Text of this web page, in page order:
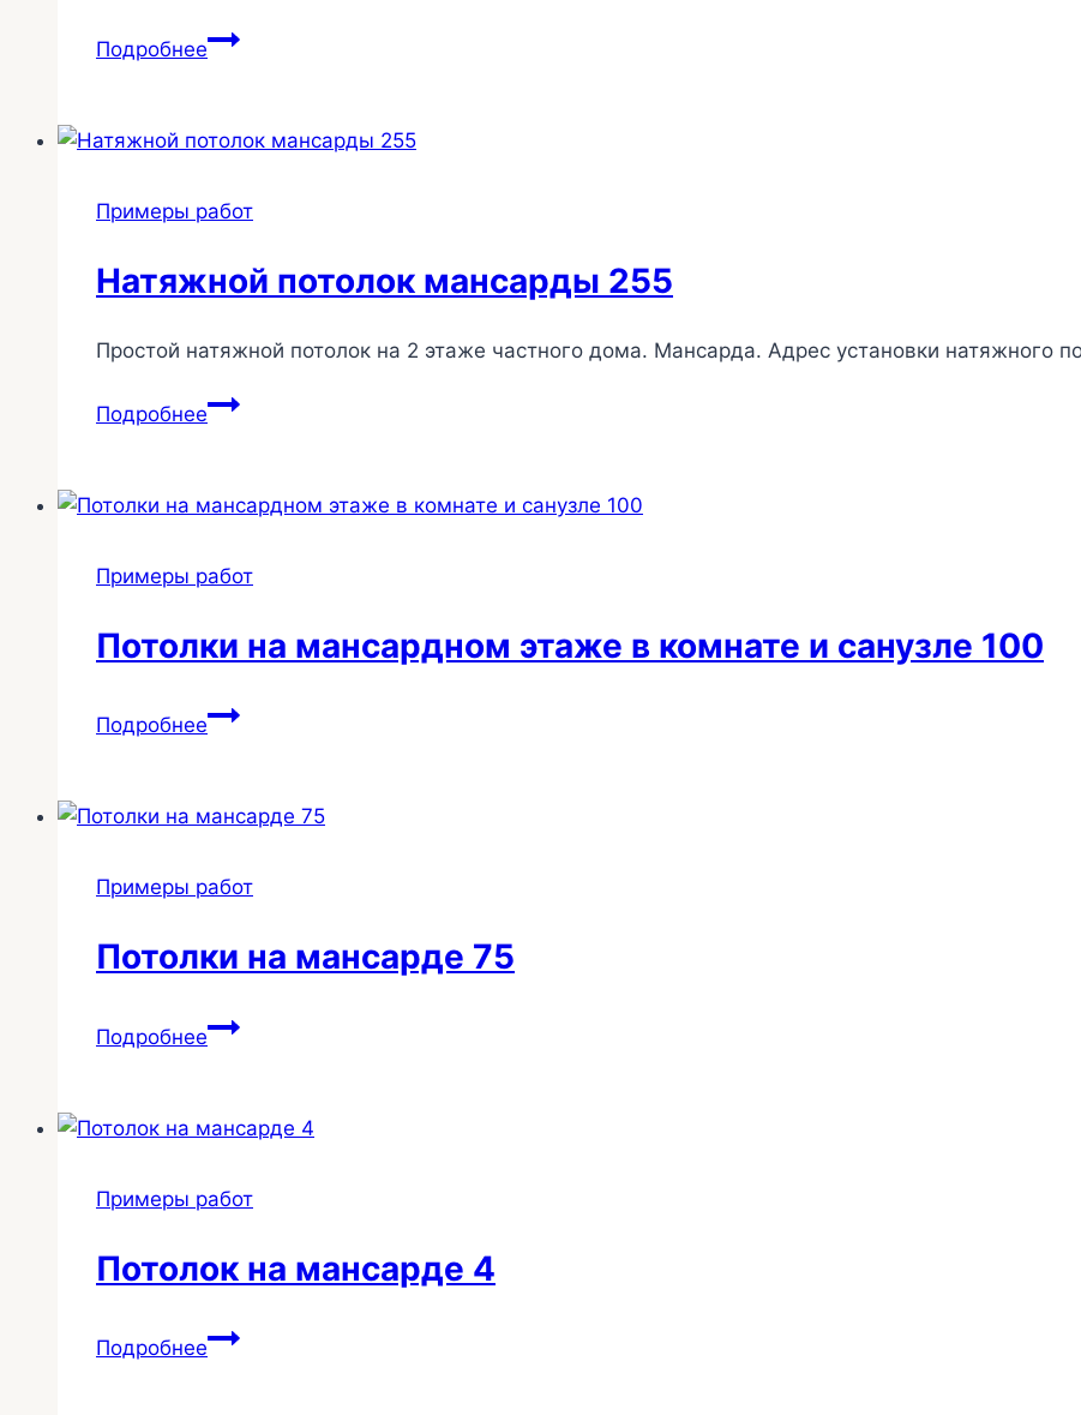
ПодробнееПотолок
292
Примеры работ
Натяжной потолок мансарды 255
Простой натяжной потолок на 2 этаже частного дома. Мансарда. Адрес установки натяжного
ПодробнееНатяжной
255
Примеры работ
Потолки на мансардном этаже в комнате и санузле 100
ПодробнееПотолки
этаже
комнате
100
Примеры работ
Потолки на мансарде 75
ПодробнееПотолки
75
Примеры работ
Потолок на мансарде 4
ПодробнееПотолок